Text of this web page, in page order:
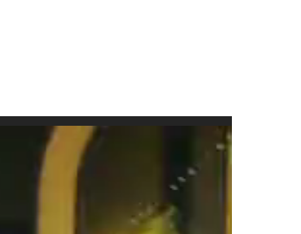
نمایشگر
ویدیو